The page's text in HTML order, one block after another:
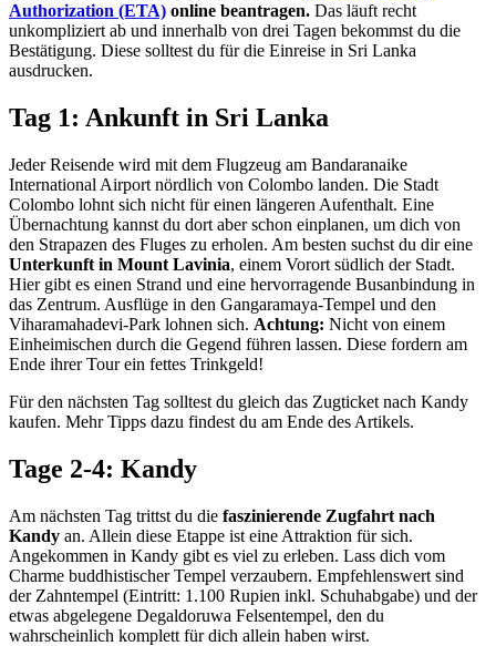
Authorization (ETA) online beantragen. Das läuft recht
unkompliziert ab und innerhalb von drei Tagen bekommst du die
Bestätigung. Diese solltest du für die Einreise in Sri Lanka
ausdrucken.
Tag 1: Ankunft in Sri Lanka
Jeder Reisende wird mit dem Flugzeug am Bandaranaike
International Airport nördlich von Colombo landen. Die Stadt
Colombo lohnt sich nicht für einen längeren Aufenthalt. Eine
Übernachtung kannst du dort aber schon einplanen, um dich von
den Strapazen des Fluges zu erholen. Am besten suchst du dir eine
Unterkunft in Mount Lavinia, einem Vorort südlich der Stadt.
Hier gibt es einen Strand und eine hervorragende Busanbindung in
das Zentrum. Ausflüge in den Gangaramaya-Tempel und den
Viharamahadevi-Park lohnen sich. Achtung: Nicht von einem
Einheimischen durch die Gegend führen lassen. Diese fordern am
Ende ihrer Tour ein fettes Trinkgeld!
Für den nächsten Tag solltest du gleich das Zugticket nach Kandy
kaufen. Mehr Tipps dazu findest du am Ende des Artikels.
Tage 2-4: Kandy
Am nächsten Tag trittst du die faszinierende Zugfahrt nach
Kandy an. Allein diese Etappe ist eine Attraktion für sich.
Angekommen in Kandy gibt es viel zu erleben. Lass dich vom
Charme buddhistischer Tempel verzaubern. Empfehlenswert sind
der Zahntempel (Eintritt: 1.100 Rupien inkl. Schuhabgabe) und der
etwas abgelegene Degaldoruwa Felsentempel, den du
wahrscheinlich komplett für dich allein haben wirst.